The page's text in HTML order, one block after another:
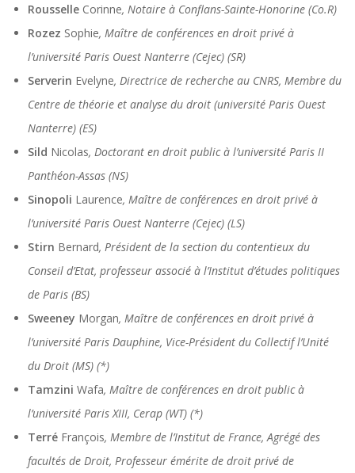
Rousselle Corinne, Notaire à Conflans-Sainte-Honorine (Co.R)
Rozez Sophie, Maître de conférences en droit privé à
l’université Paris Ouest Nanterre (Cejec) (SR)
Serverin Evelyne, Directrice de recherche au CNRS, Membre du
Centre de théorie et analyse du droit (université Paris Ouest
Nanterre) (ES)
Sild Nicolas, Doctorant en droit public à l’université Paris II
Panthéon-Assas (NS)
Sinopoli Laurence, Maître de conférences en droit privé à
l’université Paris Ouest Nanterre (Cejec) (LS)
Stirn Bernard, Président de la section du contentieux du
Conseil d’Etat, professeur associé à l’Institut d’études politiques
de Paris (BS)
Sweeney Morgan, Maître de conférences en droit privé à
l’université Paris Dauphine, Vice-Président du Collectif l’Unité
du Droit (MS) (*)
Tamzini Wafa, Maître de conférences en droit public à
l’université Paris XIII, Cerap (WT) (*)
Terré François, Membre de l’Institut de France, Agrégé des
facultés de Droit, Professeur émérite de droit privé de